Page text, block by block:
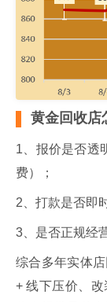
黄金回收店
1、报价是否透
费）；
2、打款是否即
3、是否正规经
综合多年实体
+ 线下压价、